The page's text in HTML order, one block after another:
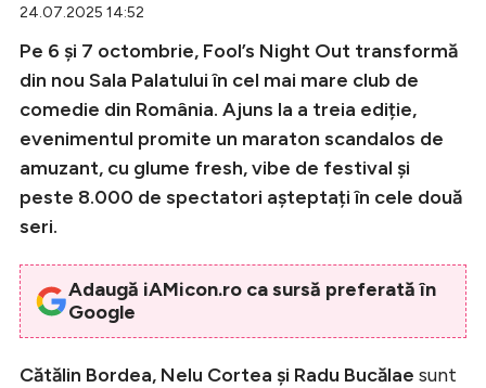
Intră în cont
Creează cont
24.07.2025 14:52
Pe 6 și 7 octombrie, Fool’s Night Out transformă
din nou Sala Palatului în cel mai mare club de
comedie din România. Ajuns la a treia ediție,
evenimentul promite un maraton scandalos de
amuzant, cu glume fresh, vibe de festival și
peste 8.000 de spectatori așteptați în cele două
seri.
Adaugă iAMicon.ro ca sursă preferată în
Google
Cătălin Bordea, Nelu Cortea și Radu Bucălae sunt